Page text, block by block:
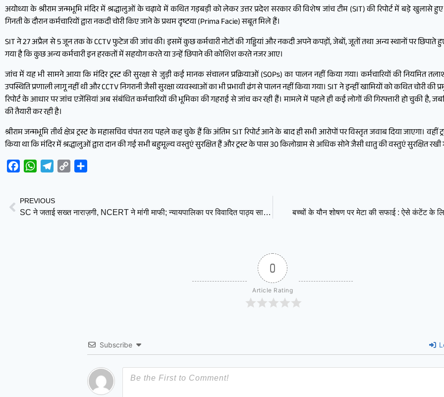
अयोध्या के श्रीराम जन्मभूमि मंदिर में श्रद्धालुओं के चढ़ावे में कथित गड़बड़ी को लेकर उत्तर प्रदेश सरकार की विशेष जांच टीम (SIT) की रिपोर्ट में बड़े खुलासे हुए
गिनती के दौरान कर्मचारियों द्वारा नकदी चोरी किए जाने के प्रथम दृष्टया (Prima Facie) सबूत मिले हैं।
SIT ने 27 अप्रैल से 5 जून तक के CCTV फुटेज की जांच की। इसमें कुछ कर्मचारी नोटों की गड्डियां और नकदी अपने कपड़ों, जेबों, जूतों तथा अन्य स्थानों पर छिपाते हुए
गया है कि कुछ अन्य कर्मचारी इन हरकतों में सहयोग करते या उन्हें छिपाने की कोशिश करते नजर आए।
जांच में यह भी सामने आया कि मंदिर ट्रस्ट की सुरक्षा से जुड़ी कई मानक संचालन प्रक्रियाओं (SOPs) का पालन नहीं किया गया। कर्मचारियों की नियमित
उपस्थिति प्रणाली लागू नहीं थी और CCTV निगरानी जैसी सुरक्षा व्यवस्थाओं का भी प्रभावी ढंग से पालन नहीं किया गया। SIT ने इन्हीं खामियों को कथित चोरी
रिपोर्ट के आधार पर जांच एजेंसियां अब संबंधित कर्मचारियों की भूमिका की गहराई से जांच कर रही हैं। मामले में पहले ही कई लोगों की गिरफ्तारी हो चुकी है,
की तैयारी कर रही है।
श्रीराम जन्मभूमि तीर्थ क्षेत्र ट्रस्ट के महासचिव चंपत राय पहले कह चुके हैं कि अंतिम SIT रिपोर्ट आने के बाद ही सभी आरोपों पर विस्तृत जवाब दिया जाएगा। वहीं
किया था कि मंदिर में श्रद्धालुओं द्वारा दान की गई सभी बहुमूल्य वस्तुएं सुरक्षित हैं और ट्रस्ट के पास 30 किलोग्राम से अधिक सोने जैसी धातु की वस्तुएं सुरक्षित रखी
FacebookWhatsAppTelegram
Copy
PREVIOUS
SC ने जताई सख्त नाराज़गी, NCERT ने मांगी माफी; न्यायपालिका पर विवादित पाठ्य सामग्री की सप्लाई रोकी बच्चों के यौन शोषण पर मेटा की सफाई : ऐसे कंटेंट के
0
Article Rating
Subscribe